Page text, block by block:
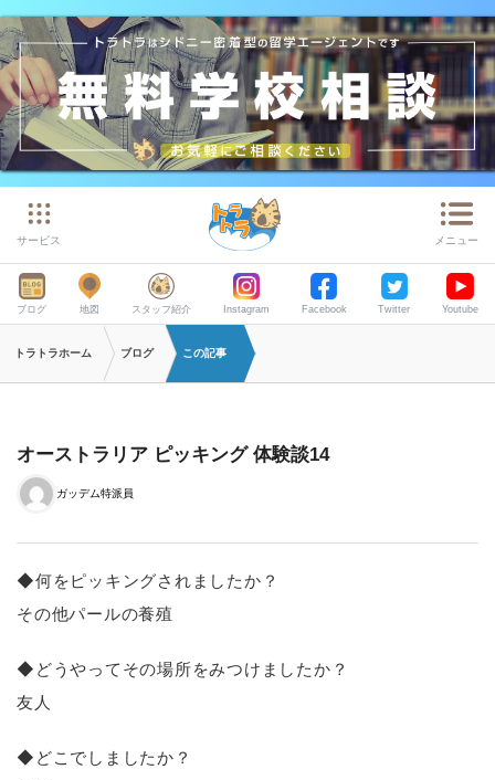
サービス メニュー
ブログ 地図 スタッフ紹介 Instagram Facebook Twitter Youtube
トラトラホーム ブログ この記事
オーストラリア ピッキング 体験談14
ガッデム特派員
◆何をピッキングされましたか？
その他パールの養殖
◆どうやってその場所をみつけましたか？
友人
◆どこでしましたか？